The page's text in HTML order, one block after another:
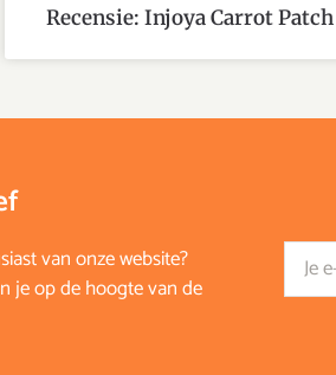
Recensie: Injoya Carrot Patch
van onze website?
je op de hoogte van de
Email